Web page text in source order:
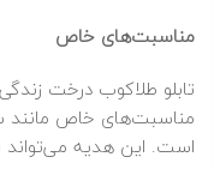
مناسبت‌های خاص
تابلو طلاکوب درخت
مناسبت‌های خاص مانند
است. این هدیه می‌تواند